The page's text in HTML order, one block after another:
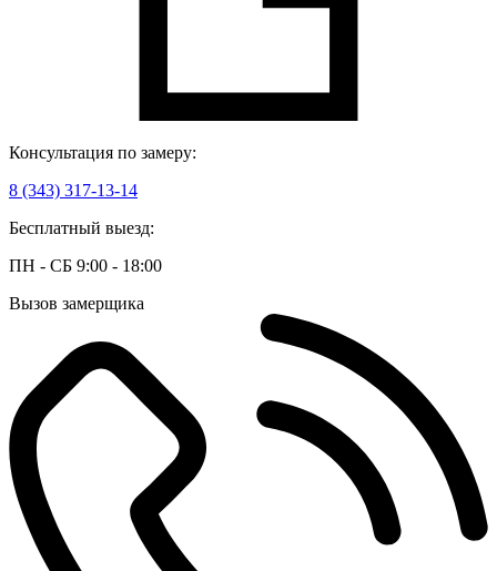
Консультация по замеру:
8 (343) 317-13-14
Бесплатный выезд:
ПН - СБ 9:00 - 18:00
Вызов замерщика